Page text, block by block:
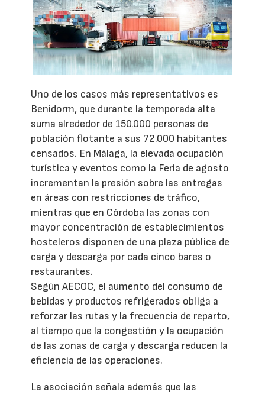
Uno de los casos más representativos es
Benidorm, que durante la temporada alta
suma alrededor de 150.000 personas de
población flotante a sus 72.000 habitantes
censados. En Málaga, la elevada ocupación
turística y eventos como la Feria de agosto
incrementan la presión sobre las entregas
en áreas con restricciones de tráfico,
mientras que en Córdoba las zonas con
mayor concentración de establecimientos
hosteleros disponen de una plaza pública de
carga y descarga por cada cinco bares o
restaurantes.
Según AECOC, el aumento del consumo de
bebidas y productos refrigerados obliga a
reforzar las rutas y la frecuencia de reparto,
al tiempo que la congestión y la ocupación
de las zonas de carga y descarga reducen la
eficiencia de las operaciones.
La asociación señala además que las